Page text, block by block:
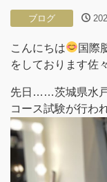
ブログ
こんにちは
国際
をしております佐
先日……茨城県水
コース試験が行